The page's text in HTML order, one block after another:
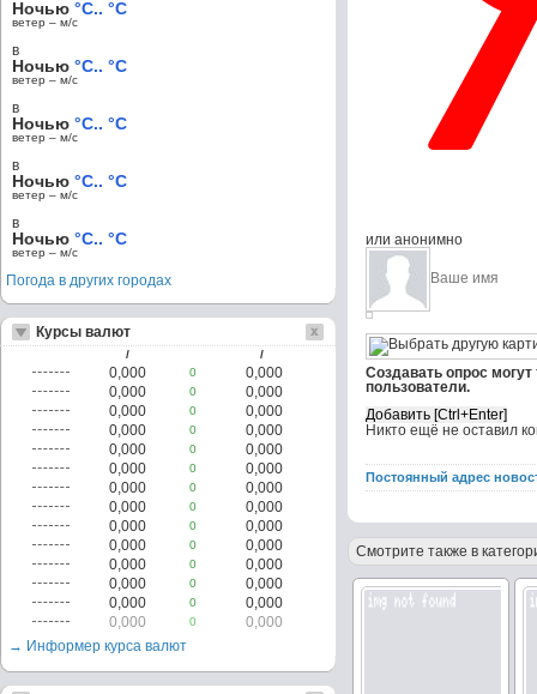
или анонимно
Создавать опрос
пользователи.
Никто ещё не оставил
Постоянный адрес
Смотрите также в
Ночью °C.. °C
ветер – м/c
в
Ночью °C.. °C
ветер – м/c
в
Ночью °C.. °C
ветер – м/c
в
Ночью °C.. °C
ветер – м/c
в
Ночью °C.. °C
ветер – м/c
Погода в других городах
Курсы валют
/ /
0,000 0
0,000
0,000
0
0,000
0,000
0
0,000
0,000
0
0,000
0,000
0
0,000
0,000
0
0,000
0,000
0
0,000
0,000
0
0,000
0,000
0
0,000
0,000
0
0,000
0,000
0
0,000
0,000
0
0,000
0,000
0
0,000
0,000
0
0,000
→ Информер курса валют